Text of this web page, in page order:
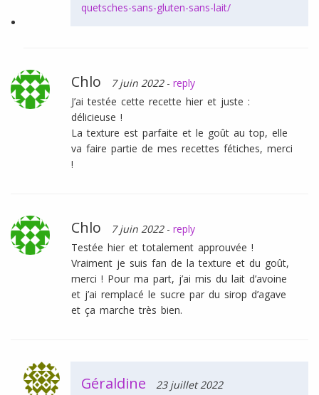
quetsches-sans-gluten-sans-lait/
Chlo 7 juin 2022 - reply
J’ai testée cette recette hier et juste :
délicieuse !
La texture est parfaite et le goût au top, elle
va faire partie de mes recettes fétiches, merci
!
Chlo 7 juin 2022 - reply
Testée hier et totalement approuvée !
Vraiment je suis fan de la texture et du goût,
merci ! Pour ma part, j’ai mis du lait d’avoine
et j’ai remplacé le sucre par du sirop d’agave
et ça marche très bien.
Géraldine
23 juillet 2022